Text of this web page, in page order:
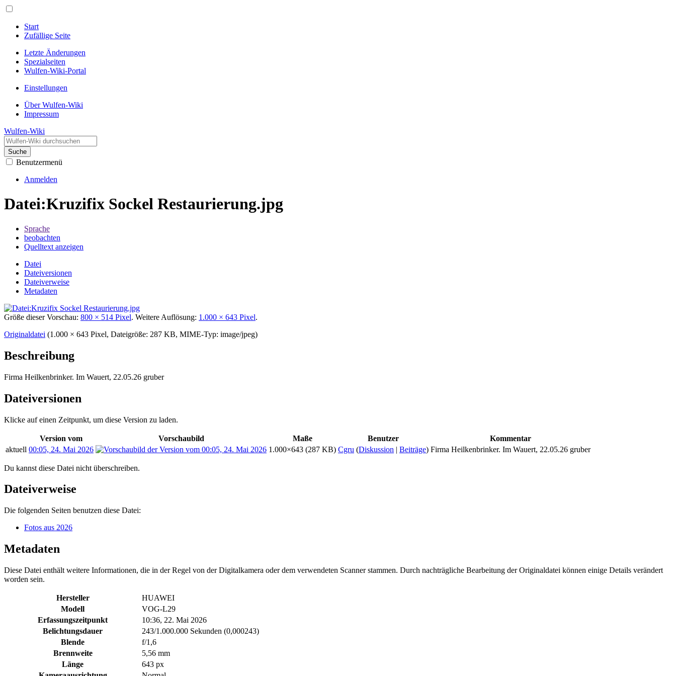
Start
Zufällige Seite
Letzte Änderungen
Spezialseiten
Wulfen-Wiki-Portal
Einstellungen
Über Wulfen-Wiki
Impressum
Wulfen-Wiki
Suche
Benutzermenü
Anmelden
Datei:Kruzifix Sockel Restaurierung.jpg
Sprache
beobachten
Quelltext anzeigen
Datei
Dateiversionen
Dateiverweise
Metadaten
Größe dieser Vorschau: 800 × 514 Pixel. Weitere Auflösung: 1.000 × 643 Pixel.
Originaldatei (1.000 × 643 Pixel, Dateigröße: 287 KB, MIME-Typ: image/jpeg)
Beschreibung
Firma Heilkenbrinker. Im Wauert, 22.05.26 gruber
Dateiversionen
Klicke auf einen Zeitpunkt, um diese Version zu laden.
Version vom Vorschaubild Maße Benutzer
Kommentar
aktuell 00:05, 24. Mai 2026 1.000×643 (287 KB) Cgru (Diskussion | Beiträge) Firma Heilkenbrinker. Im Wauert, 22.05.26 gruber
Du kannst diese Datei nicht überschreiben.
Dateiverweise
Die folgenden Seiten benutzen diese Datei:
Fotos aus 2026
Metadaten
Diese Datei enthält weitere Informationen, die in der Regel von der Digitalkamera oder dem verwendeten Scanner stammen. Durch nachträgliche Bearbeitung der Originaldatei können einige Details verändert
worden sein.
Hersteller
HUAWEI
Modell
VOG-L29
Erfassungszeitpunkt
10:36, 22. Mai 2026
Belichtungsdauer
243/1.000.000 Sekunden (0,000243)
Blende
f/1,6
Brennweite
5,56 mm
Länge
643 px